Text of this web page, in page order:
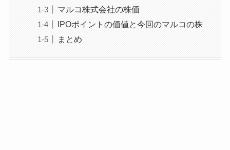
マルコ株式会社の株価
IPOポイントの価値と今回のマルコの株
まとめ